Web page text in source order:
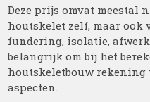
Deze prijs omvat meestal
houtskelet zelf, maar ook
fundering, isolatie,
belangrijk om bij het
houtskeletbouw rekening
aspecten.